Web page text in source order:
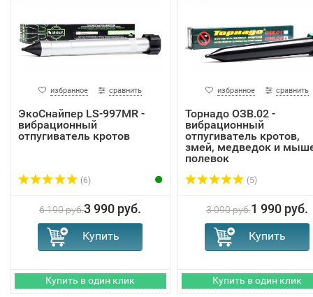
избранное сравнить
ЭкоСнайпер LS-997MR -
вибрационный
отпугиватель кротов
(6)
6 190 руб.3 990 руб.
избранное сравнить
Торнадо ОЗВ.02 -
вибрационный
отпугиватель кротов,
змей, медведок и
полевок
(5)
3 090 руб.1 990 руб.